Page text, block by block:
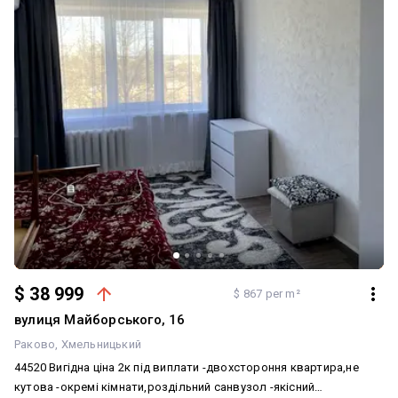
вайбер) Телефонуйте
$ 38 999 $ 867 per m²
вулиця Майборського, 16
Раково Хмельницький
44520 Вигідна ціна 2к під виплати -двохстороння квартира,не
кутова -окремі кімнати,роздільний санвузол -якісний